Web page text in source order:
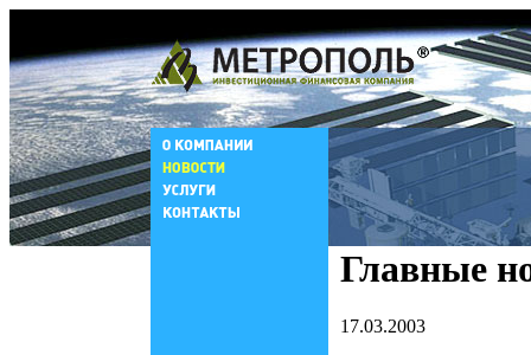
Главные
17.03.2003